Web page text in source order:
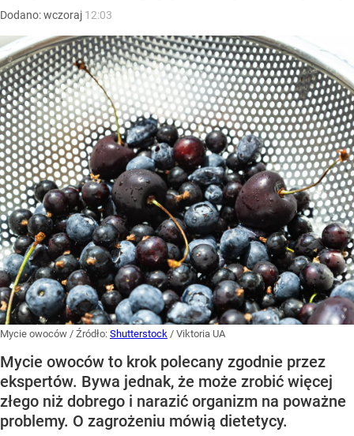
Dodano:wczoraj 12:03
Mycie owoców / Źródło: Shutterstock / Viktoria UA
Mycie owoców to krok polecany zgodnie przez
ekspertów. Bywa jednak, że może zrobić więcej
złego niż dobrego i narazić organizm na poważne
problemy. O zagrożeniu mówią dietetycy.